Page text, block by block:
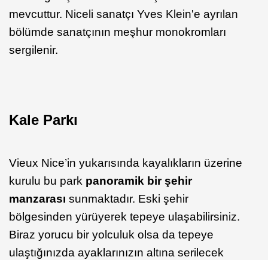
mevcuttur. Niceli sanatçı Yves Klein'e ayrılan
bölümde sanatçının meşhur monokromları
sergilenir.
Kale Parkı
Vieux Nice’in yukarısında kayalıkların üzerine
kurulu bu park panoramik bir şehir
manzarası sunmaktadır. Eski şehir
bölgesinden yürüyerek tepeye ulaşabilirsiniz.
Biraz yorucu bir yolculuk olsa da tepeye
ulaştığınızda ayaklarınızın altına serilecek